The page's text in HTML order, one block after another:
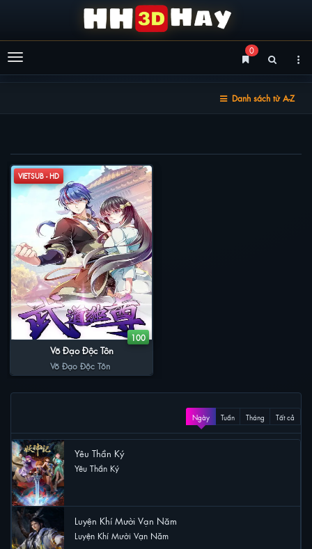
Menu
0
Danh sách từ A-Z
VIETSUB - HD
100
Võ Đạo Độc Tôn
Võ Đạo Độc Tôn
Ngày Tuần Tháng Tất cả
Yêu Thần Ký
Yêu Thần Ký
Luyện Khí Mười Vạn Năm
Luyện Khí Mười Vạn Năm